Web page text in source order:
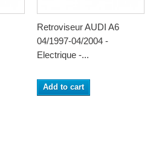
Retroviseur AUDI A6
04/1997-04/2004 -
Electrique -...
Add to cart